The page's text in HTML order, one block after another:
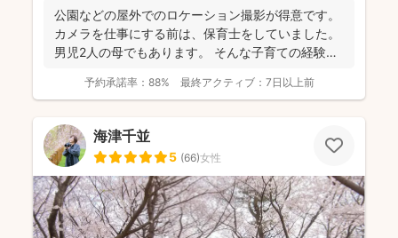
公園などの屋外でのロケーション撮影が得意です。
カメラを仕事にする前は、保育士をしていました。
男児2人の母でもあります。 そんな子育ての経験を
予約承諾率： 88% 最終アクティブ： 7日以上前
海津千並
5 (66)女性